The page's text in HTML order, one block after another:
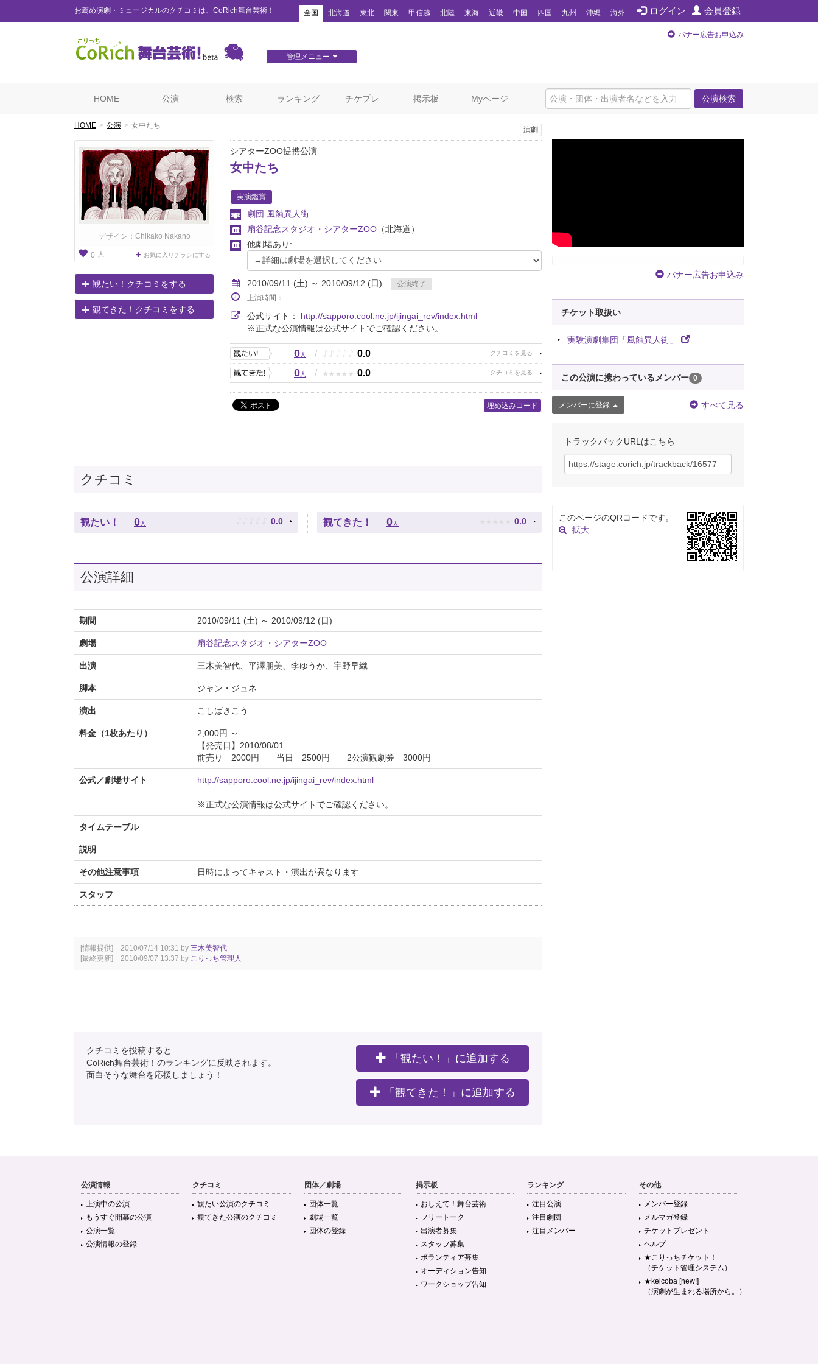
お薦め演劇・ミュージカルのクチコミは、CoRich舞台芸術！ ログイン 会員登録
全国 北海道 東北 関東 甲信越 北陸 東海 近畿 中国 四国 九州 沖縄 海外
管理メニュー
バナー広告お申込み
公演検索
HOME 公演 検索 ランキング チケプレ 掲示板 Myページ
HOME 公演 女中たち
デザイン：Chikako Nakano
0 人 お気に入りチラシにする
観たい！クチコミをする
観てきた！クチコミをする
演劇
シアターZOO提携公演
女中たち
実演鑑賞
劇団 風蝕異人街
扇谷記念スタジオ・シアターZOO （北海道）
他劇場あり:
2010/09/11 (土) ～ 2010/09/12 (日)
公演終了
上演時間：
公式サイト： http://sapporo.cool.ne.jp/ijingai_rev/index.html
※正式な公演情報は公式サイトでご確認ください。
0人 / ♪ ♪ ♪ ♪ ♪ 0.0
0人 / ★ ★ ★ ★ ★ 0.0
埋め込みコード
クチコミ
観たい！ 0 人 ♪ ♪ ♪ ♪ ♪ 0.0 観てきた！ 0 人 ★ ★ ★ ★ ★ 0.0
公演詳細
期間 2010/09/11 (土) ～ 2010/09/12 (日)
劇場 扇谷記念スタジオ・シアターZOO
出演 三木美智代、平澤朋美、李ゆうか、宇野早織
脚本 ジャン・ジュネ
演出 こしばきこう
料金（1枚あたり）
2,000円 ～
【発売日】2010/08/01
前売り 2000円 当日 2500円 2公演観劇券 3000円
公式／劇場サイト http://sapporo.cool.ne.jp/ijingai_rev/index.html
※正式な公演情報は公式サイトでご確認ください。
タイムテーブル
説明
その他注意事項 日時によってキャスト・演出が異なります
スタッフ
[情報提供] 2010/07/14 10:31 by 三木美智代
[最終更新] 2010/09/07 13:37 by こりっち管理人
クチコミを投稿すると
CoRich舞台芸術！のランキングに反映されます。
面白そうな舞台を応援しましょう！
「観たい！」に追加する
「観てきた！」に追加する
バナー広告お申込み
チケット取扱い
実験演劇集団「風蝕異人街」
この公演に携わっているメンバー 0
メンバーに登録 すべて見る
トラックバックURLはこちら
このページのQRコードです。
拡大
公演情報
上演中の公演
もうすぐ開幕の公演
公演一覧
公演情報の登録
クチコミ
観たい公演のクチコミ
観てきた公演のクチコミ
団体／劇場
団体一覧
劇場一覧
団体の登録
掲示板
おしえて！舞台芸術
フリートーク
出演者募集
スタッフ募集
ボランティア募集
オーディション告知
ワークショップ告知
ランキング
注目公演
注目劇団
注目メンバー
その他
メンバー登録
メルマガ登録
チケットプレゼント
ヘルプ
★こりっちチケット！
（チケット管理システム）
★keicoba [new!]
（演劇が生まれる場所から。）